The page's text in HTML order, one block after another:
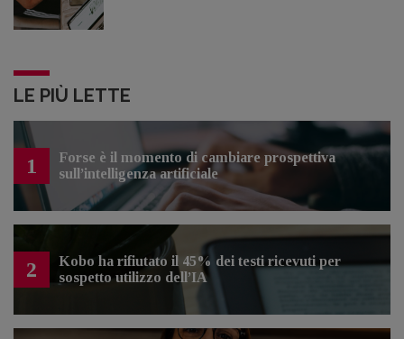
LE PIÙ LETTE
1
Forse è il momento di cambiare prospettiva
sull’intelligenza artificiale
2
Kobo ha rifiutato il 45% dei testi ricevuti per
sospetto utilizzo dell’IA